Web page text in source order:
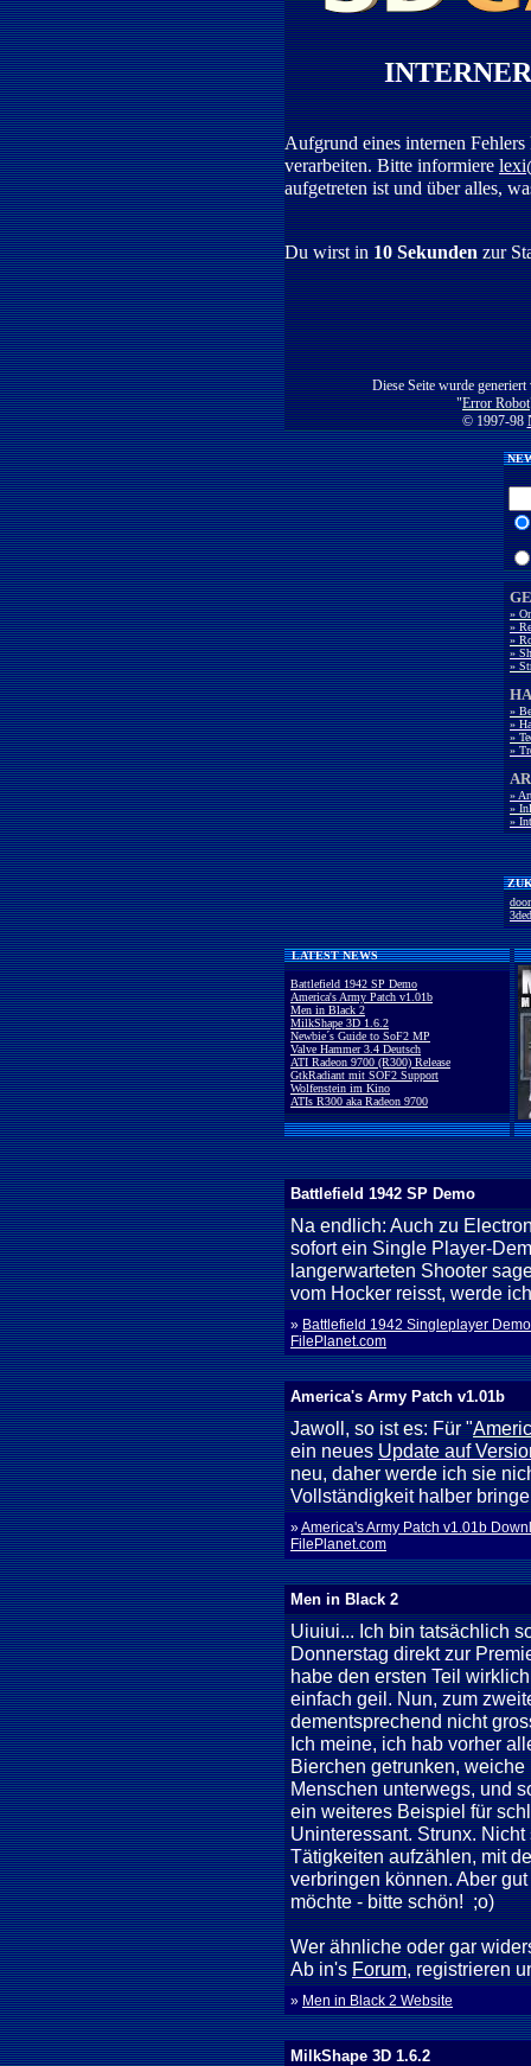
Aufgrund eines internen
verarbeiten. Bitte informiere
aufgetreten ist und über alles,
Du wirst in10 Sekundenzur
Diese Seite wurde generiert
"Error Robot
© 1997-98
»
»
»
»
»
»
»
»
»
»
»
»
LATEST NEWS
Battlefield 1942 SP Demo
America's Army Patch v1.01b
Men in Black 2
MilkShape 3D 1.6.2
Newbie´s Guide to SoF2 MP
Valve Hammer 3.4 Deutsch
ATI Radeon 9700 (R300) Release
GtkRadiant mit SOF2 Support
Wolfenstein im Kino
ATIs R300 aka Radeon 9700
Battlefield 1942 SP Demo
Na endlich: Auch zu
sofort ein Single Player-
langerwarteten Shooter
vom Hocker reisst, werde
» Battlefield 1942 Singleplayer
FilePlanet.com
America's Army Patch v1.01b
Jawoll, so ist es: Für "
ein neuesUpdate auf
neu, daher werde ich sie
Vollständigkeit halber
»America's Army Patch v1.01b
FilePlanet.com
Men in Black 2
Uiuiui... Ich bin tatsächlich
Donnerstag direkt zur
habe den ersten Teil
einfach geil. Nun, zum
dementsprechend nicht
Ich meine, ich hab vorher
Bierchen getrunken,
Menschen unterwegs, und
ein weiteres Beispiel für
Uninteressant. Strunx.
Tätigkeiten aufzählen, mit
verbringen können. Aber
möchte - bitte schön! ;o)
Wer ähnliche oder gar
Ab in'sForum, registrieren
» Men in Black 2 Website
MilkShape 3D 1.6.2